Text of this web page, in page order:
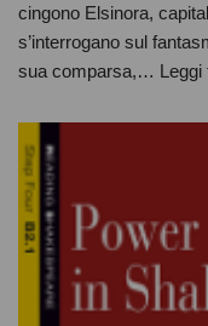
cingono Elsinora,
s’interrogano sul
sua comparsa,… Leggi